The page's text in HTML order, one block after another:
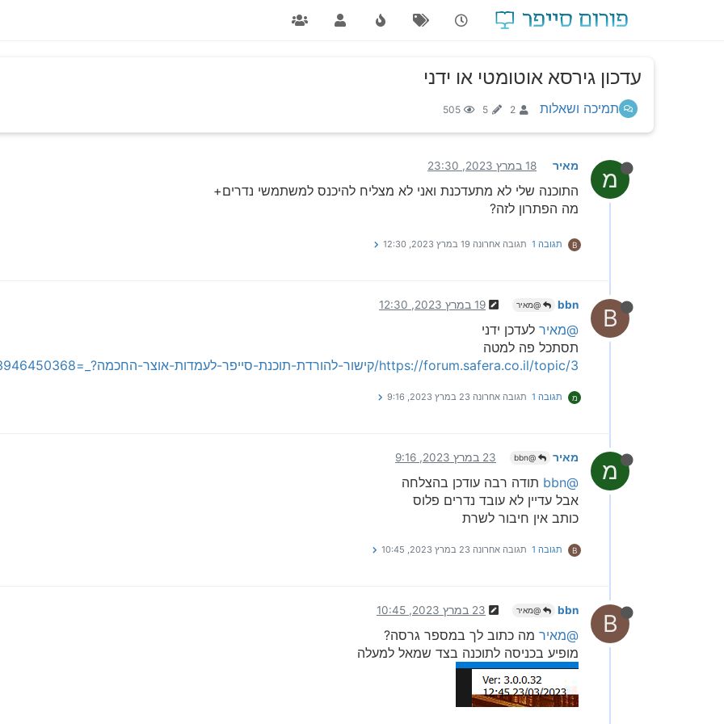
עדכון גירסא אוטומטי או ידני
תמיכה ושאלות 2
5
505
מ מאיר 18 במרץ 2023, 23:30
התוכנה שלי לא מתעדכנת ואני לא מצליח להיכנס למשתמשי נדרים+
מה הפתרון לזה?
B תגובה 1 תגובה אחרונה 19 במרץ 2023, 12:30
B
bbn @מאיר 19 במרץ 2023, 12:30
@מאיר לעדכן ידני
תסתכל פה למטה
https://forum.safera.co.il/topic/3/קישור-להורדת-תוכנת-סייפר-לעמדות-אוצר-החכמה?_=1643946450368
מ תגובה 1 תגובה אחרונה 23 במרץ 2023, 9:16
מ מאיר @bbn 23 במרץ 2023, 9:16
@bbn
תודה רבה עודכן בהצלחה
אבל עדיין לא עובד נדרים פלוס
כותב אין חיבור לשרת
B תגובה 1 תגובה אחרונה 23 במרץ 2023, 10:45
B
bbn @מאיר 23 במרץ 2023, 10:45
@מאיר מה כתוב לך במספר גרסה?
מופיע בכניסה לתוכנה בצד שמאל למעלה